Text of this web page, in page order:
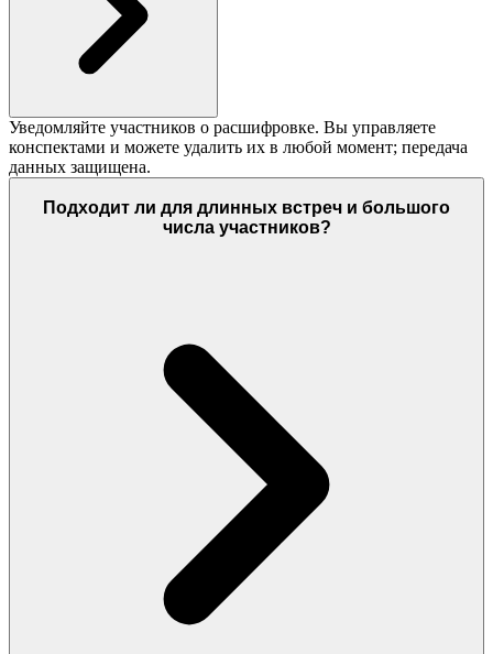
Уведомляйте участников о расшифровке. Вы управляете
конспектами и можете удалить их в любой момент; передача
данных защищена.
Подходит ли для длинных встреч и большого
числа участников?